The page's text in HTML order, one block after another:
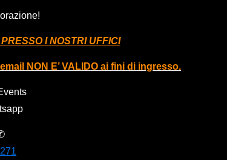
I NOSTRI UFFICI
NON E’ VALIDO ai fini di ingresso.